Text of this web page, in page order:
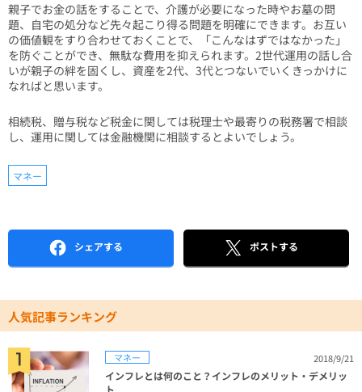
親子でお金の話をすることで、介護が必要になった時やお墓の問
題、自宅の処分など先々起こり得る問題を明確にできます。お互い
の価値観をすり合わせておくことで、「こんなはずではなかった」
を防ぐことができ、無駄な費用を抑えられます。2世代運用の話し合
いが親子の絆を固くし、資産を2代、3代とつないでいくきっかけに
なればと思います。
相続税、贈与税など税金に関しては税理士や最寄りの税務署で相談
し、運用に関しては金融機関に相談するとよいでしょう。
マネー
シェアする ポストする
人気記事ランキング
マネー 2018/9/21
インフレとは何のこと？インフレのメリット・デメリッ